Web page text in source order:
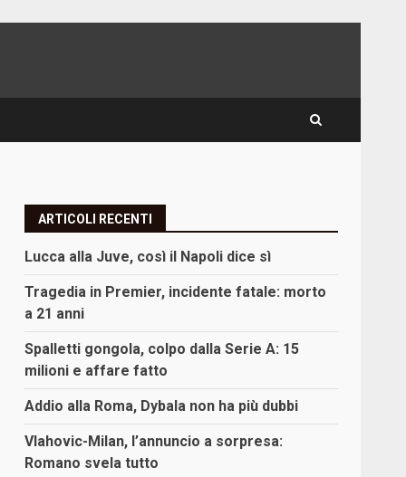
ARTICOLI RECENTI
Lucca alla Juve, così il Napoli dice sì
Tragedia in Premier, incidente fatale: morto
a 21 anni
Spalletti gongola, colpo dalla Serie A: 15
milioni e affare fatto
Addio alla Roma, Dybala non ha più dubbi
Vlahovic-Milan, l’annuncio a sorpresa:
Romano svela tutto